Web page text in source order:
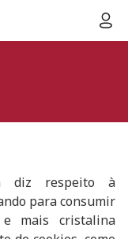
diz respeito à
para consumir
mais cristalina